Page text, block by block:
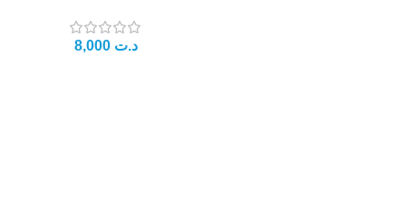
د.ت